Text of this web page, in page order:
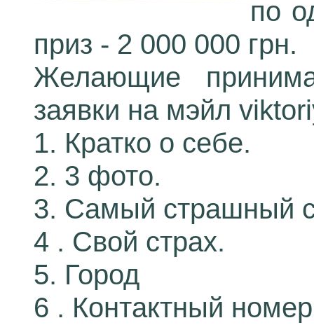
по
приз - 2 000 000 грн.
Желающие
заявки на мэйл
1. Кратко о себе.
2. 3 фото.
3. Самый страшный
4 . Свой страх.
5. Город
6 . Контактный